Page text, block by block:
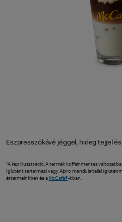
Eszpresszókávé jéggel, hideg tejjel
*A kép illusztráció. A termék koffeinmentes
(glutént tartalmaz) vagy Alpro mandulaitallal
éttermeinkben és a McCafé®-kban.